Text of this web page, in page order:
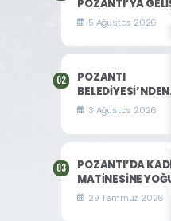
POZANTI’YA
POZANTI
KONGRESİ’NİN
KUTLANDI
5 Ağustos 2026
POZANTI
BELEDİYESİ’NDEN
CUMHURİYET
MAHALLESİ’NE
YAŞAM ALANI
3 Ağustos 2026
POZANTI’DA
MATİNESİNE
İLGİ29 Temmuz 2026